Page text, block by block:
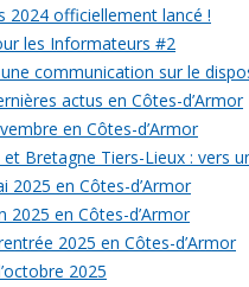
2024 officiellement lancé !
les Informateurs #2
communication sur le
actus en Côtes-d’Armor
en Côtes-d’Armor
et Bretagne Tiers-Lieux : vers
2025 en Côtes-d’Armor
2025 en Côtes-d’Armor
2025 en Côtes-d’Armor
2025